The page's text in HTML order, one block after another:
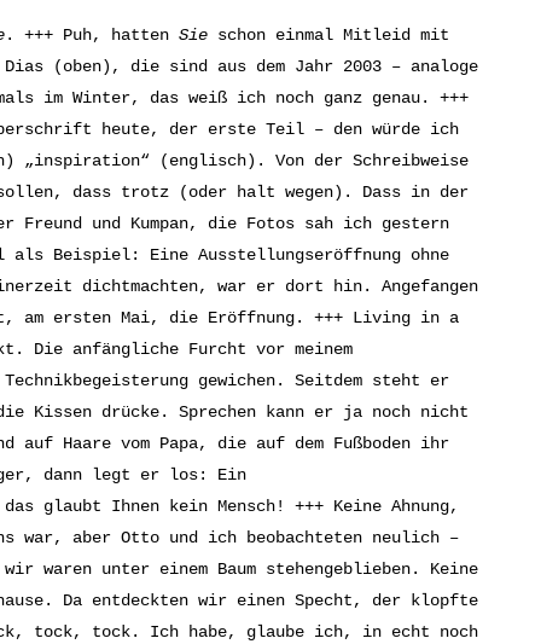
. +++ Puh, hatten Sie schon einmal Mitleid mit
(oben), die sind aus dem Jahr 2003 – analoge
im Winter, das weiß ich noch ganz genau. +++
heute, der erste Teil – den würde ich
„inspiration“ (englisch). Von der Schreibweise
dass trotz (oder halt wegen). Dass in der
und Kumpan, die Fotos sah ich gestern
als Beispiel: Eine Ausstellungseröffnung ohne
dichtmachten, war er dort hin. Angefangen
am ersten Mai, die Eröffnung. +++ Living in a
Die anfängliche Furcht vor meinem
gewichen. Seitdem steht er
Kissen drücke. Sprechen kann er ja noch nicht
Haare vom Papa, die auf dem Fußboden ihr
dann legt er los: Ein
glaubt Ihnen kein Mensch! +++ Keine Ahnung,
war, aber Otto und ich beobachteten neulich –
waren unter einem Baum stehengeblieben. Keine
Da entdeckten wir einen Specht, der klopfte
tock, tock. Ich habe, glaube ich, in echt noch